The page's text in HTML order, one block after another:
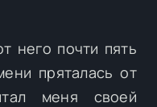
него почти пять
пряталась от
меня своей